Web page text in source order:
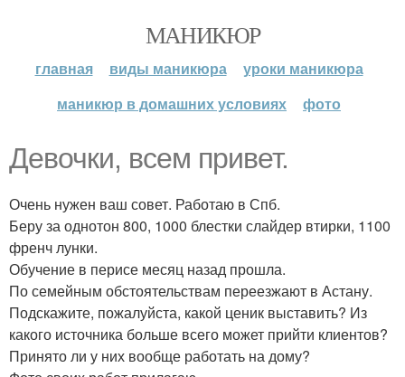
МАНИКЮР
главная виды маникюра
уроки маникюра
маникюр в домашних условиях
фото
Девочки, всем привет.
Очень нужен ваш совет. Работаю в Спб.
Беру за однотон 800, 1000 блестки слайдер втирки, 1100
френч лунки.
Обучение в перисе месяц назад прошла.
По семейным обстоятельствам переезжают в Астану.
Подскажите, пожалуйста, какой ценик выставить? Из
какого источника больше всего может прийти клиентов?
Принято ли у них вообще работать на дому?